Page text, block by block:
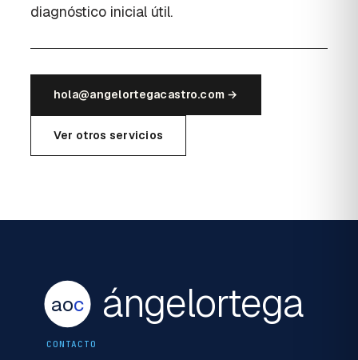
diagnóstico inicial útil.
hola@angelortegacastro.com →
Ver otros servicios
aoc ángelortega
CONTACTO